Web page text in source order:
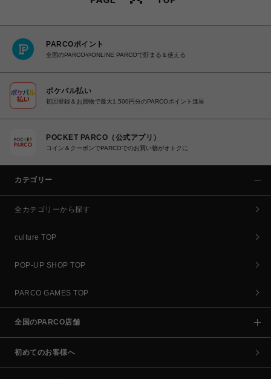
PARCOポイント
全国のPARCOやONLINE PARCOで貯まる＆使える
ポケパル払い
初回登録＆お買物で最大1,500円分のPARCOポイント進呈
POCKET PARCO（公式アプリ）
コイン＆クーポンでPARCOでのお買い物がオトクに
カテゴリー
全カテゴリーから探す
culture TOP
POP-UP SHOP TOP
PARCO GAMES TOP
全国のPARCO店舗
初めてのお客様へ